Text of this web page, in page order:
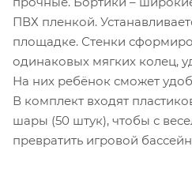
ПВХ пленкой.
площадке. Стенки
одинаковых мягких колец,
На них ребёнок сможет
В комплект входят
шары (50 штук), чтобы с
превратить игровой